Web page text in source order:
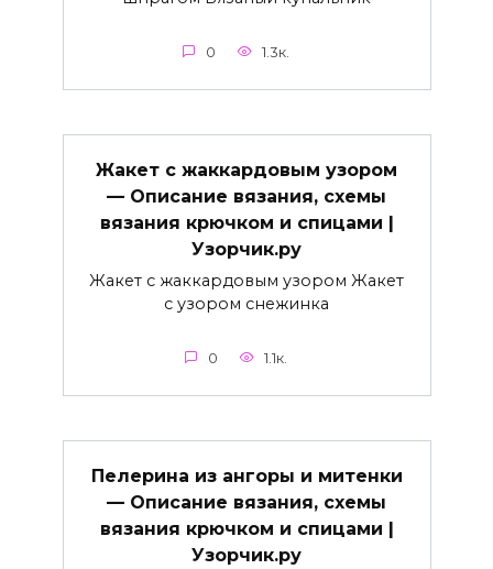
0 1.3к.
Жакет с жаккардовым узором
— Описание вязания, схемы
вязания крючком и спицами |
Узорчик.ру
Жакет с жаккардовым узором Жакет
с узором снежинка
0 1.1к.
Пелерина из ангоры и митенки
— Описание вязания, схемы
вязания крючком и спицами |
Узорчик.ру